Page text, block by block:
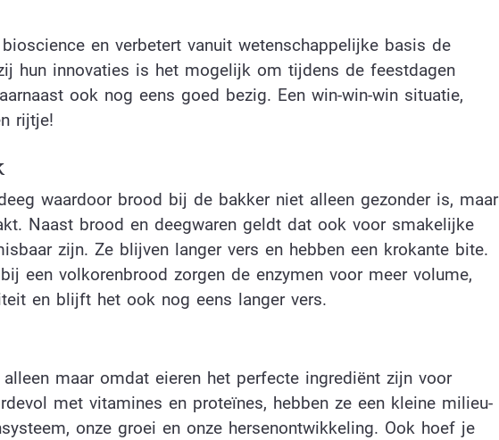
en verbetert vanuit wetenschappelijke basis de
hun innovaties is het mogelijk om tijdens de feestdagen
ook nog eens goed bezig. Een win-win-win situatie,
rijtje!
waardoor brood bij de bakker niet alleen gezonder is, maar
Naast brood en deegwaren geldt dat ook voor smakelijke
zijn. Ze blijven langer vers en hebben een krokante bite.
een volkorenbrood zorgen de enzymen voor meer volume,
en blijft het ook nog eens langer vers.
maar omdat eieren het perfecte ingrediënt zijn voor
met vitamines en proteïnes, hebben ze een kleine milieu-
onze groei en onze hersenontwikkeling. Ook hoef je